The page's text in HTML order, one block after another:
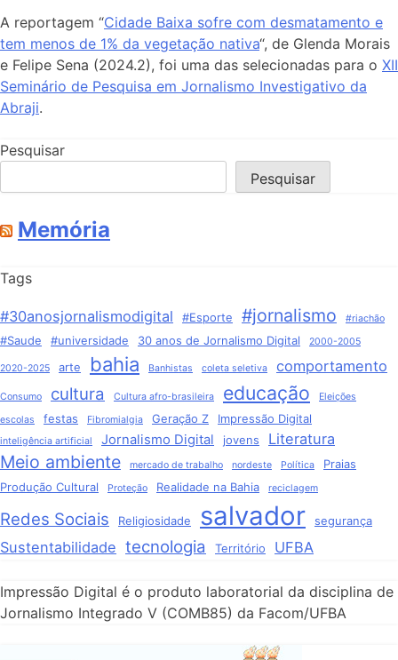
A reportagem “Cidade Baixa sofre com desmatamento e
tem menos de 1% da vegetação nativa“, de Glenda Morais
e Felipe Sena (2024.2), foi uma das selecionadas para o XII
Seminário de Pesquisa em Jornalismo Investigativo da
Abraji.
Pesquisar
Pesquisar
Memória
Tags
#30anosjornalismodigital #Esporte #jornalismo #riachão
#Saude #universidade 30 anos de Jornalismo Digital 2000-2005
2020-2025 arte bahia Banhistas coleta seletiva comportamento
Consumo cultura Cultura afro-brasileira educação
Eleições
escolas
festas Fibromialgia Geração Z Impressão Digital
inteligência artificial Jornalismo Digital jovens Literatura
Meio ambiente mercado de trabalho nordeste Política
Praias
Produção Cultural
Proteção Realidade na Bahia reciclagem
Redes Sociais Religiosidade salvador segurança
Sustentabilidade tecnologia Território UFBA
Impressão Digital é o produto laboratorial da disciplina de
Jornalismo Integrado V (COMB85) da Facom/UFBA